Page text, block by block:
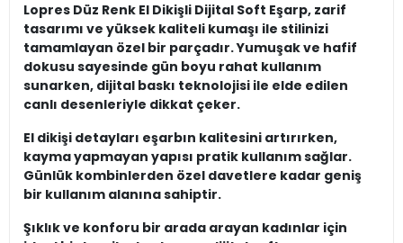
Lopres Düz Renk El Dikişli Dijital Soft Eşarp, zarif
tasarımı ve yüksek kaliteli kumaşı ile stilinizi
tamamlayan özel bir parçadır. Yumuşak ve hafif
dokusu sayesinde gün boyu rahat kullanım
sunarken, dijital baskı teknolojisi ile elde edilen
canlı desenleriyle dikkat çeker.
El dikişi detayları eşarbın kalitesini artırırken,
kayma yapmayan yapısı pratik kullanım sağlar.
Günlük kombinlerden özel davetlere kadar geniş
bir kullanım alanına sahiptir.
Şıklık ve konforu bir arada arayan kadınlar için